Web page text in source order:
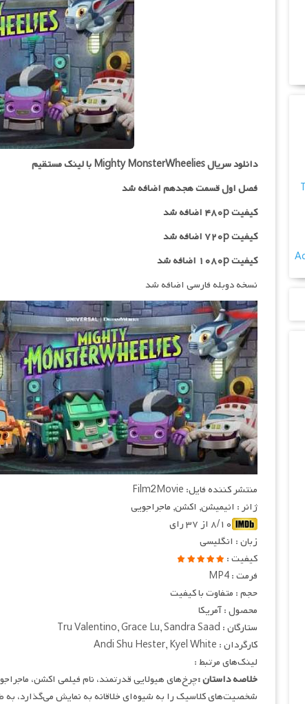
دانلود سریال Mighty MonsterWheelies با لینک مستقیم
فصل اول قسمت هجدهم اضافه شد
کیفیت ۴۸۰p اضافه شد
کیفیت ۷۲۰p
اضافه شد
کیفیت ۱۰۸۰p اضافه شد
نسخه دوبله فارسی اضافه شد
منتشر کننده فایل: Film2Movie
ژانر : انیمیشن, اکشن, ماجراجویی
۸/۱۰ از ۳۷ رای
زبان : انگلیسی
کیفیت :
فرمت : MP4
حجم : متفاوت با کیفیت
محصول : آمریکا
ستارگان : Tru Valentino, Grace Lu, Sandra Saad
کارگردان : Andi Shu Hester, Kyel White
لینک‌های مرتبط :
خلاصه داستان :
شخصیت‌های کلاسیک را به شیوه‌ای خلاقانه به نمایش می‌گذارد، به